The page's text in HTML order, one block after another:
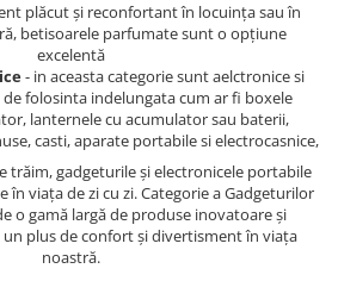
plăcut și reconfortant în locuința sau în
betisoarele parfumate sunt o opțiune
excelentă
- in aceasta categorie sunt aelctronice si
folosinta indelungata cum ar fi boxele
lanternele cu acumulator sau baterii,
casti, aparate portabile si electrocasnice,
trăim, gadgeturile și electronicele portabile
în viața de zi cu zi. Categorie a Gadgeturilor
o gamă largă de produse inovatoare și
plus de confort și divertisment în viața
noastră.